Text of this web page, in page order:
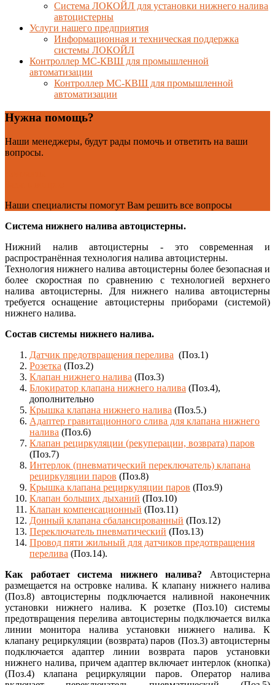
Система ЛОКОЙЛ для установки нижнего налива
автоцистерны
Услуги нашего предприятия
Информационная и техническая поддержка
системы ЛОКОЙЛ
Контроллер МС-КВШ для промышленной
автоматизации
Контроллер МС-КВШ для промышленной
автоматизации
Нужна помощь?
Наши менеджеры, будут рады помочь и ответить на ваши
вопросы.
Наши специалисты помогут Вам решить все вопросы
Система нижнего налива автоцистерны.
Нижний налив автоцистерны - это современная и
распространённая технология налива автоцистерны.
Технология нижнего налива автоцистерны более безопасная и
более скоростная по сравнению с технологией верхнего
налива автоцистерны. Для нижнего налива автоцистерны
требуется оснащение автоцистерны приборами (системой)
нижнего налива.
Состав системы нижнего налива.
Датчик предотвращения перелива (Поз.1)
Розетка (Поз.2)
Клапан нижнего налива (Поз.3)
Блокиратор клапана нижнего налива (Поз.4),
дополнительно
Крышка клапана нижнего налива (Поз.5.)
Адаптер гравитационного слива для клапана нижнего
налива (Поз.6)
Клапан рециркуляции (рекуперации, возврата) паров
(Поз.7)
Интерлок (пневматический переключатель) клапана
рециркуляции паров (Поз.8)
Крышка клапана рециркуляции паров (Поз.9)
Клапан больших дыханий (Поз.10)
Клапан компенсационный (Поз.11)
Донный клапана сбалансированный (Поз.12)
Переключатель пневматический (Поз.13)
Провод пяти жильный для датчиков предотвращения
перелива (Поз.14).
Как работает система нижнего налива?
Автоцистерна
размещается на островке налива. К клапану нижнего налива
(Поз.8) автоцистерны подключается наливной наконечник
установки нижнего налива. К розетке (Поз.10) системы
предотвращения перелива автоцистерны подключается вилка
линии монитора налива установки нижнего налива. К
клапану рециркуляции (возврата) паров (Поз.3) автоцистерны
подключается адаптер линии возврата паров установки
нижнего налива, причем адаптер включает интерлок (кнопка)
(Поз.4) клапана рециркуляции паров. Оператор налива